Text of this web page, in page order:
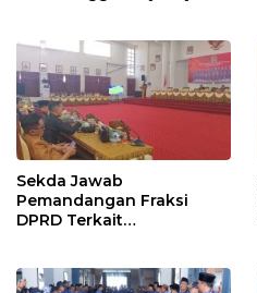
Sekda Jawab
Pemandangan Fraksi
DPRD Terkait
2024